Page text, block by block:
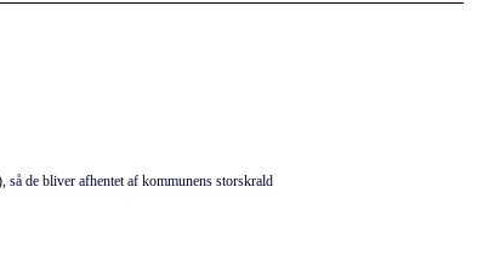
så de bliver afhentet af kommunens storskrald